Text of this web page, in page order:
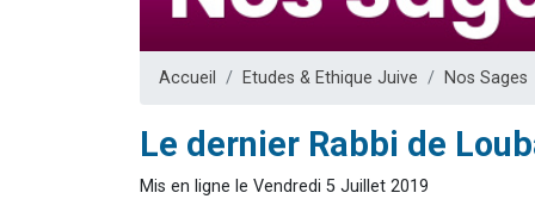
Nouvelle
61
Ariel vient
Il reste
Accueil Etudes & Ethique Juive Nos Sages
Le dernier Rabbi de
Mis en ligne le Vendredi 5 Juillet 2019